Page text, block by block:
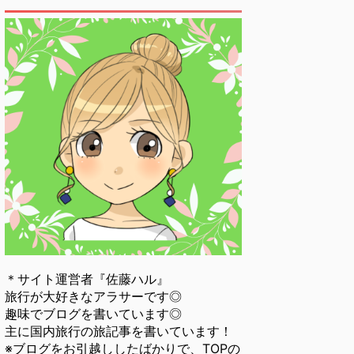
＊サイト運営者『佐藤ハル』
旅行が大好きなアラサーです◎
趣味でブログを書いています◎
主に国内旅行の旅記事を書いています！
※ブログをお引越ししたばかりで、TOPの